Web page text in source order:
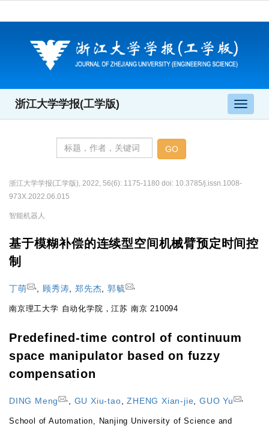
导
航
浙江大学学报(工学版)
浙江大学学报(工学版), 2022, 56(6): 1175-1180 doi: 10.3785/j.issn.1008-
973X.2022.06.015
智能机器人
基于模糊补偿的连续型空间机械臂预定时间控
制
丁萌 , 顾秀涛 ,郑先杰 ,郭毓 ,
南京理工大学 自动化学院，江苏 南京 210094
Predefined-time control of continuum
space manipulator based on fuzzy
compensation
DING Meng GU Xiu-tao ,ZHENG Xian-jie ,GUO Yu ,
School of Automation, Nanjing University of Science and